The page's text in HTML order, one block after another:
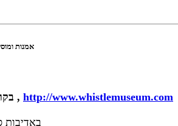
אמנות
בקרו במוזיאון המשרוקיות המקום בו הרוח והחומר נפגשים , http://www.whistlemuseum.com